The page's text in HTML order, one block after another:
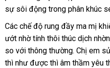
sánhkhẩu
sự sôi động trong phân khúc
Các chế độ rung đầy ma mị
ướt nhờ tính thôi thúc dịch
so tốt
nhất
với thông thườngở
đâu
. Chị em
thì như tận
được so
thì âm thầm yêu